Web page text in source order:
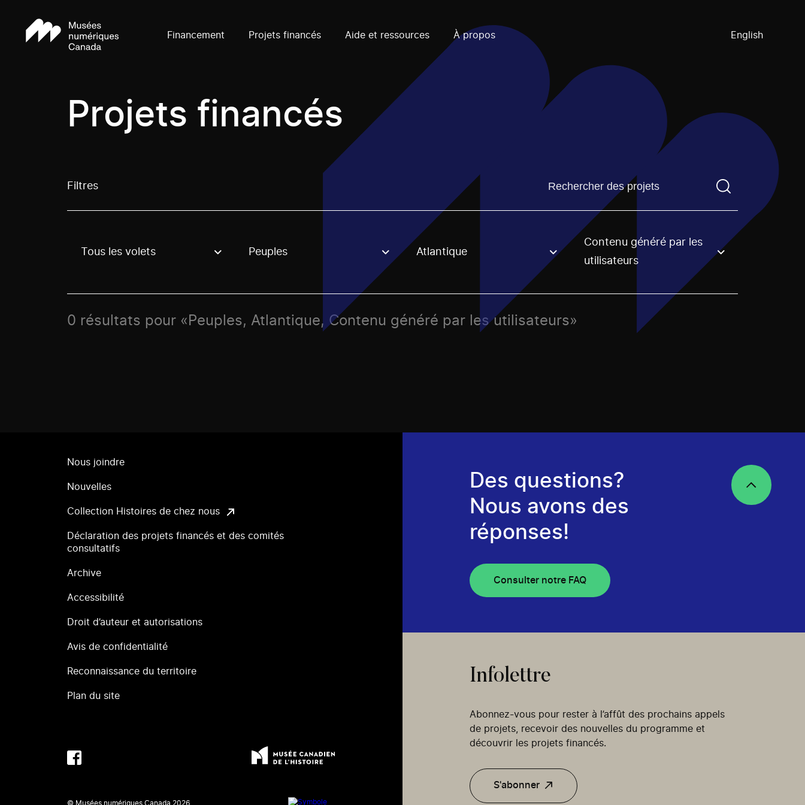
Financement Projets financés Aide et ressources À propos English
Projets financés
Filtres Trouvez un projetVous devez saisir un terme de
Use these options to filter projects by topic, stream or regon. The filter will be applied when selecting an option.
Tous les volets Peuples Atlantique
Contenu généré par les
utilisateurs
0 résultats pour «Peuples, Atlantique, Contenu généré par les utilisateurs»
Nous joindre
Nouvelles
Collection Histoires de chez nous
Déclaration des projets financés et des comités
consultatifs
Archive
Accessibilité
Droit d’auteur et autorisations
Avis de confidentialité
Reconnaissance du territoire
Plan du site
© Musées numériques Canada 2026
Des questions?
Nous avons des
réponses!
Consulter notre FAQ
Infolettre
Abonnez-vous pour rester à l’affût des prochains appels
de projets, recevoir des nouvelles du programme et
découvrir les projets financés.
S'abonner